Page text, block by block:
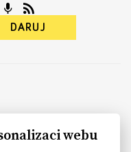
DARUJ
webu